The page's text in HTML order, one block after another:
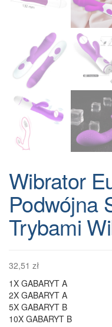
Wibrator
Podwójna
Trybami
32,51 zł
1X GABARYT A
2X GABARYT A
5X GABARYT B
10X GABARYT B